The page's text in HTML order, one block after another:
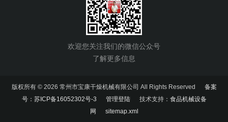
欢迎您关注我们的微信公众号
了解更多信息
版权所有 © 2026 常州市宝康干燥机械有限公司 All Rights Reserved 备案
号：苏ICP备16052302号-3
管理登陆技术支持： 食品机械设备
网
sitemap.xml